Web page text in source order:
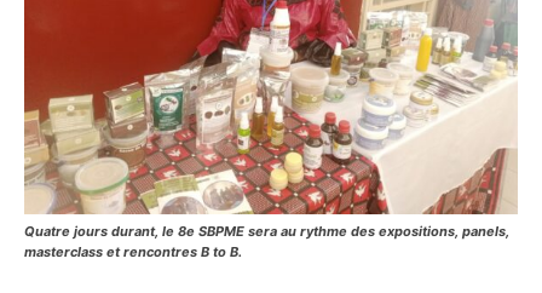
Quatre jours durant, le 8e SBPME sera au rythme des expositions, panels,
masterclass et rencontres B to B.